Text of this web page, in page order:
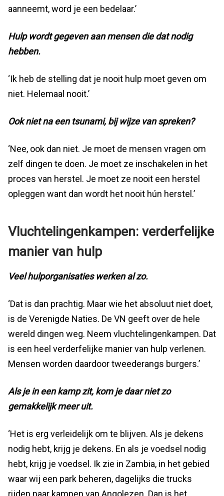
aanneemt, word je een bedelaar.’
Hulp wordt gegeven aan mensen die dat nodig
hebben.
‘Ik heb de stelling dat je nooit hulp moet geven om
niet. Helemaal nooit.’
Ook niet na een tsunami, bij wijze van spreken?
‘Nee, ook dan niet. Je moet de mensen vragen om
zelf dingen te doen. Je moet ze inschakelen in het
proces van herstel. Je moet ze nooit een herstel
opleggen want dan wordt het nooit hún herstel.’
Vluchtelingenkampen: verderfelijke
manier van hulp
Veel hulporganisaties werken al zo.
‘Dat is dan prachtig. Maar wie het absoluut niet doet,
is de Verenigde Naties. De VN geeft over de hele
wereld dingen weg. Neem vluchtelingenkampen. Dat
is een heel verderfelijke manier van hulp verlenen.
Mensen worden daardoor tweederangs burgers.’
Als je in een kamp zit, kom je daar niet zo
gemakkelijk meer uit.
‘Het is erg verleidelijk om te blijven. Als je dekens
nodig hebt, krijg je dekens. En als je voedsel nodig
hebt, krijg je voedsel. Ik zie in Zambia, in het gebied
waar wij een park beheren, dagelijks die trucks
rijden naar kampen van Angolezen. Dan is het